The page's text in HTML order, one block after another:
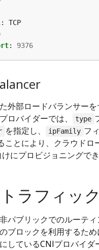
:
TCP
: 9376
外部ロードバランサーを
ロバイダーでは、
type
を指定し、 ipFamily フ
ことにより、クラウドロ
にプロビジョニングでき
ラフィック
パブリックでのルーテ
ブロックを利用するため
しているCNIプロバイダ